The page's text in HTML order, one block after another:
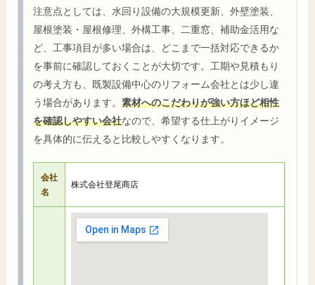
注意点としては、水回り設備の大規模更新、外壁塗装、
屋根塗装・屋根修理、外構工事、二重窓、補助金活用な
ど、工事項目が多い場合は、どこまで一括対応できるか
を事前に確認しておくことが大切です。工期や見積もり
の考え方も、既製設備中心のリフォーム会社とは少し違
う場合があります。 素材へのこだわりが強い方ほど相性
を確認しやすい会社なので、希望する仕上がりイメージ
を具体的に伝えると比較しやすくなります。
会社
名
株式会社登尾商店